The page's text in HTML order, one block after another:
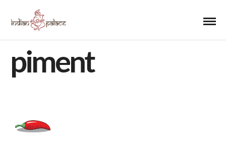
piment